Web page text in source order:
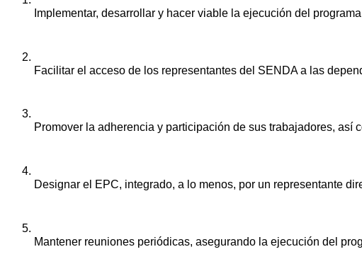
Implementar, desarrollar y hacer viable la ejecución del
Facilitar el acceso de los representantes del SENDA a las
Promover la adherencia y participación de sus trabajadores,
Designar el EPC, integrado, a lo menos, por un representante
Mantener reuniones periódicas, asegurando la ejecución del